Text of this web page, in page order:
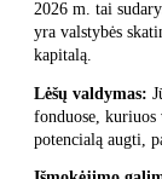
2026 m. tai
yra valstybės
kapitalą.
Lėšų valdymas:
fonduose,
potencialą augti,